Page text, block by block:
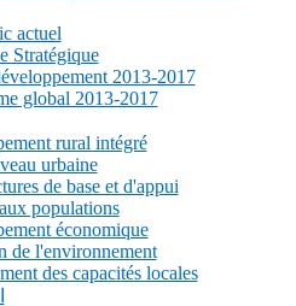
actuel
Stratégique
2013-2017
global 2013-2017
rural intégré
urbaine
de base et d'appui
populations
économique
de l'environnement
des capacités locales